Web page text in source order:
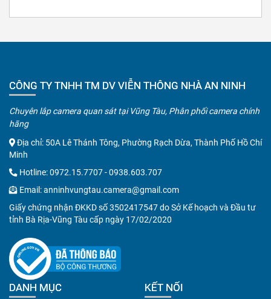
CÔNG TY TNHH TM DV VIỄN THÔNG NHÀ AN NINH
Chuyên lắp camera quan sát tại Vũng Tàu, Phân phối camera chính
hãng
Địa chỉ: 50A Lê Thánh Tông, Phường Rạch Dừa, Thành Phố Hồ Chí
Minh
Hotline:0972.15.7707-0938.603.707
Email:anninhvungtau.camera@gmail.com
Giấy chứng nhận ĐKKD số 3502417547 do Sở Kế hoạch và Đầu tư
tỉnh Bà Rịa-Vũng Tàu cấp ngày 17/02/2020
DANH MỤC KẾT NỐI